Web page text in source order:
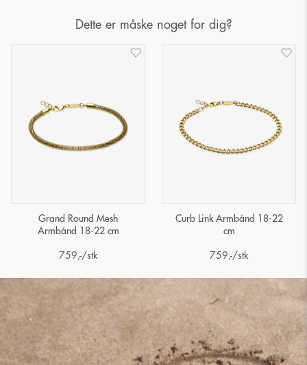
Dette er måske noget for dig?
Grand Round Mesh
Armbånd 18-22 cm
759 ,-/stk
Curb Link Armbånd 18-22
cm
759 ,-/stk